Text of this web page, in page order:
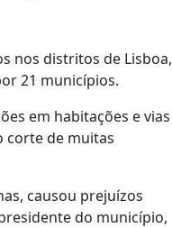
nos distritos de Lisboa,
21 municípios.
em habitações e vias
corte de muitas
causou prejuízos
do município,